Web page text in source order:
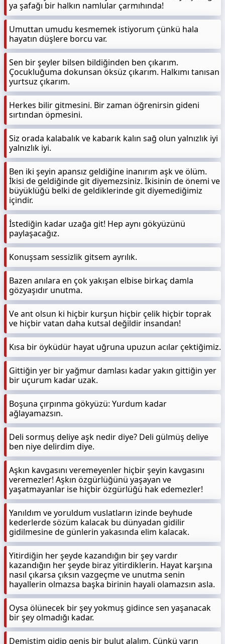
ya şafağı bir halkın namlular çarmıhında!
Umuttan umudu kesmemek istiyorum çünkü hala
hayatın düşlere borcu var.
Sen bir şeyler bilsen bildiğinden ben çıkarım.
Çocukluğuma dokunsan öksüz çıkarım. Halkımı tanısan
yurtsuz çıkarım.
Herkes bilir gitmesini. Bir zaman öğrenirsin gideni
sırtından öpmesini.
Siz orada kalabalık ve kabarık kalın sağ olun yalnızlık iyi
yalnızlık iyi.
Ben iki şeyin apansız geldiğine inanırım aşk ve ölüm.
İkisi de geldiğinde git diyemezsiniz. İkisinin de önemi ve
büyüklüğü belki de geldiklerinde git diyemediğimiz
içindir.
İstediğin kadar uzağa git! Hep aynı gökyüzünü
paylaşacağız.
Konuşsam sessizlik gitsem ayrılık.
Bazen anılara en çok yakışan elbise birkaç damla
gözyaşıdır unutma.
Ve ant olsun ki hiçbir kurşun hiçbir çelik hiçbir toprak
ve hiçbir vatan daha kutsal değildir insandan!
Kısa bir öyküdür hayat uğruna upuzun acılar çektiğimiz.
Gittiğin yer bir yağmur damlası kadar yakın gittiğin yer
bir uçurum kadar uzak.
Boşuna çırpınma gökyüzü: Yurdum kadar
ağlayamazsın.
Deli sormuş deliye aşk nedir diye? Deli gülmüş deliye
ben niye delirdim diye.
Aşkın kavgasını veremeyenler hiçbir şeyin kavgasını
veremezler! Aşkın özgürlüğünü yaşayan ve
yaşatmayanlar ise hiçbir özgürlüğü hak edemezler!
Yanıldım ve yoruldum vuslatların izinde beyhude
kederlerde sözüm kalacak bu dünyadan gidilir
gidilmesine de günlerin yakasında elim kalacak.
Yitirdiğin her şeyde kazandığın bir şey vardır
kazandığın her şeyde biraz yitirdiklerin. Hayat karşına
nasıl çıkarsa çıksın vazgeçme ve unutma senin
hayallerin olmazsa başka birinin hayali olamazsın asla.
Oysa ölünecek bir şey yokmuş gidince sen yaşanacak
bir şey olmadığı kadar.
Demiştim gidip geniş bir bulut alalım. Çünkü yarın